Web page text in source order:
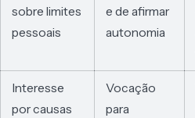
sobre limites
pessoais
e de afirmar
autonomia
Interesse
por causas
Vocação
para